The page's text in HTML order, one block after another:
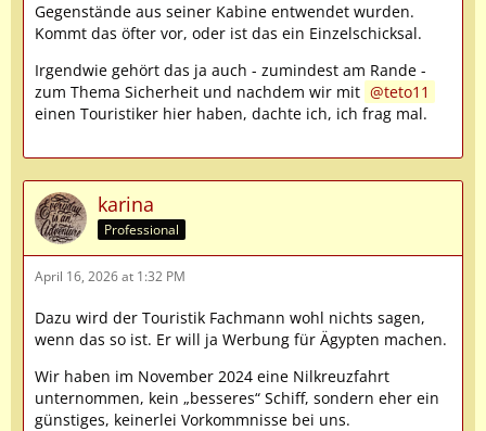
Gegenstände aus seiner Kabine entwendet wurden.
Kommt das öfter vor, oder ist das ein Einzelschicksal.
Irgendwie gehört das ja auch - zumindest am Rande -
zum Thema Sicherheit und nachdem wir mit
teto11
einen Touristiker hier haben, dachte ich, ich frag mal.
karina
Professional
April 16, 2026 at 1:32 PM
Dazu wird der Touristik Fachmann wohl nichts sagen,
wenn das so ist. Er will ja Werbung für Ägypten machen.
Wir haben im November 2024 eine Nilkreuzfahrt
unternommen, kein „besseres“ Schiff, sondern eher ein
günstiges, keinerlei Vorkommnisse bei uns.